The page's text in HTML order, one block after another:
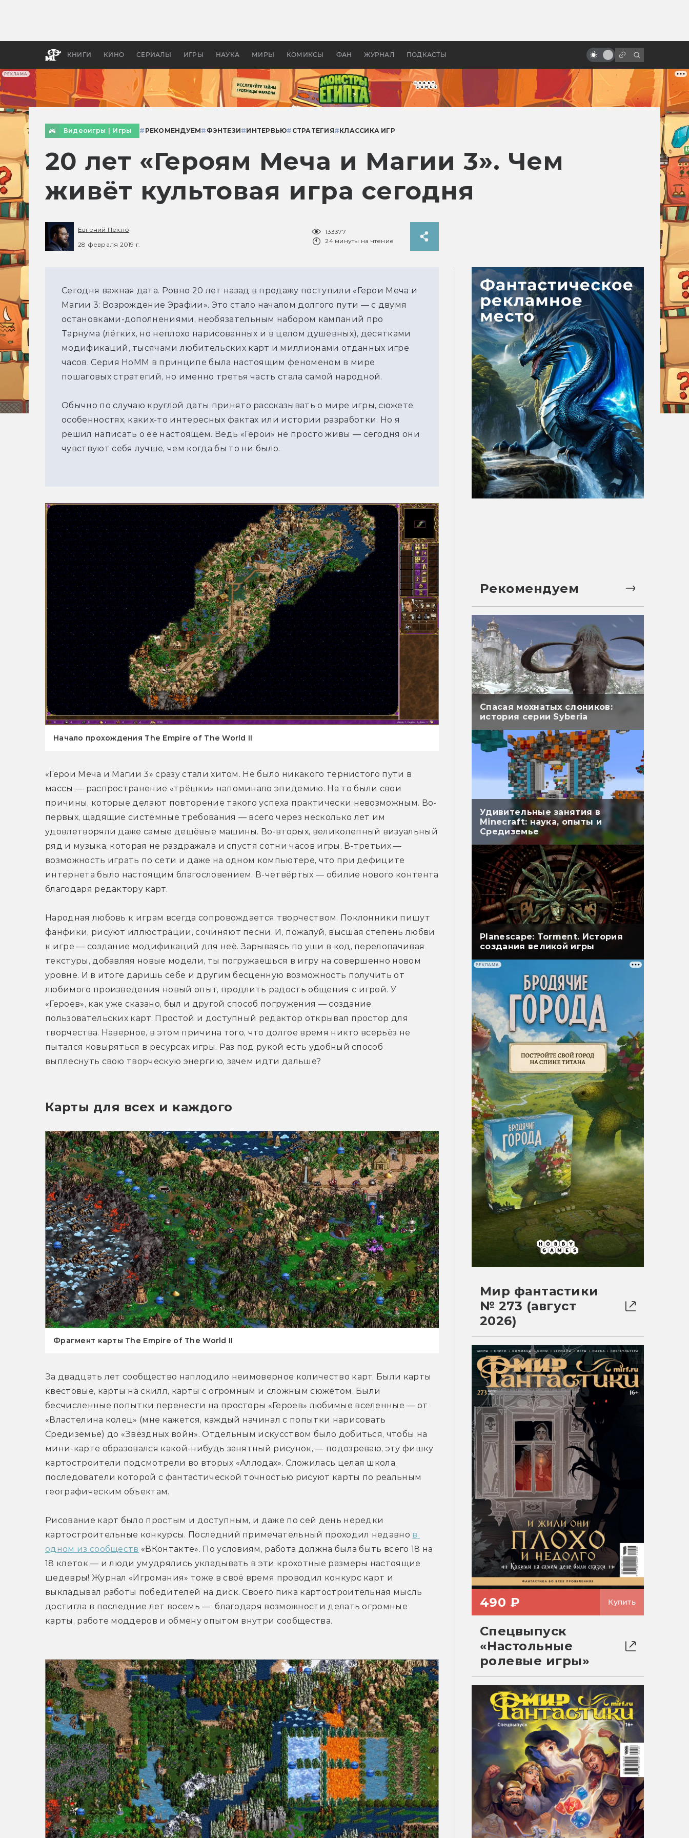
РЕКЛАМА
КНИГИ КИНО СЕРИАЛЫ ИГРЫ НАУКА МИРЫ КОМИКСЫ ФАН ЖУРНАЛ ПОДКАСТЫ
апокалипсис, в России —
бы «Властелина колец»
лучше?
Видеоигры Игры # РЕКОМЕНДУЕМ# ФЭНТЕЗИ#ИНТЕРВЬЮ# СТРАТЕГИЯ#КЛАССИКА ИГР
20 лет «Героям Меча и Магии 3». Чем
живёт культовая игра сегодня
Евгений Пекло
28 февраля 2019 г.
133377
24 минуты на чтение
Сегодня важная дата. Ровно 20 лет назад в продажу поступили «Герои Меча и
Магии 3: Возрождение Эрафии». Это стало началом долгого пути — с двумя
остановками-дополнениями, необязательным набором кампаний про
Тарнума (лёгких, но неплохо нарисованных и в целом душевных), десятками
модификаций, тысячами любительских карт и миллионами отданных игре
часов. Серия HoMM в принципе была настоящим феноменом в мире
пошаговых стратегий, но именно третья часть стала самой народной.
Обычно по случаю круглой даты принято рассказывать о мире игры, сюжете,
особенностях, каких-то интересных фактах или истории разработки. Но я
решил написать о её настоящем. Ведь «Герои» не просто живы — сегодня они
чувствуют себя лучше, чем когда бы то ни было.
Начало прохождения The Empire of The World II
«Герои Меча и Магии 3» сразу стали хитом. Не было никакого тернистого пути в
массы — распространение «трёшки» напоминало эпидемию. На то были свои
причины, которые делают повторение такого успеха практически невозможным. Во-
первых, щадящие системные требования — всего через несколько лет им
удовлетворяли даже самые дешёвые машины. Во-вторых, великолепный визуальный
ряд и музыка, которая не раздражала и спустя сотни часов игры. В-третьих —
возможность играть по сети и даже на одном компьютере, что при дефиците
интернета было настоящим благословением. В-четвёртых — обилие нового контента
благодаря редактору карт.
Народная любовь к играм всегда сопровождается творчеством. Поклонники пишут
фанфики, рисуют иллюстрации, сочиняют песни. И, пожалуй, высшая степень любви
к игре — создание модификаций для неё. Зарываясь по уши в код, перелопачивая
текстуры, добавляя новые модели, ты погружаешься в игру на совершенно новом
уровне. И в итоге даришь себе и другим бесценную возможность получить от
любимого произведения новый опыт, продлить радость общения с игрой. У
«Героев», как уже сказано, был и другой способ погружения — создание
пользовательских карт. Простой и доступный редактор открывал простор для
творчества. Наверное, в этом причина того, что долгое время никто всерьёз не
пытался ковыряться в ресурсах игры. Раз под рукой есть удобный способ
выплеснуть свою творческую энергию, зачем идти дальше?
Карты для всех и каждого
Фрагмент карты The Empire of The World II
За двадцать лет сообщество наплодило неимоверное количество карт. Были карты
квестовые, карты на скилл, карты с огромным и сложным сюжетом. Были
бесчисленные попытки перенести на просторы «Героев» любимые вселенные — от
«Властелина колец» (мне кажется, каждый начинал с попытки нарисовать
Средиземье) до «Звёздных войн». Отдельным искусством было добиться, чтобы на
мини-карте образовался какой-нибудь занятный рисунок, — подозреваю, эту фишку
картостроители подсмотрели во вторых «Аллодах». Сложилась целая школа,
последователи которой с фантастической точностью рисуют карты по реальным
географическим объектам.
Рисование карт было простым и доступным, и даже по сей день нередки
картостроительные конкурсы. Последний примечательный проходил недавно в
одном из сообществ «ВКонтакте». По условиям, работа должна была быть всего 18 на
18 клеток — и люди умудрялись укладывать в эти крохотные размеры настоящие
шедевры! Журнал «Игромания» тоже в своё время проводил конкурс карт и
выкладывал работы победителей на диск. Своего пика картостроительная мысль
достигла в последние лет восемь —  благодаря возможности делать огромные
карты, работе моддеров и обмену опытом внутри сообщества.
Рекомендуем
Спасая мохнатых слоников:
история серии Syberia
Удивительные занятия в
Minecraft: наука, опыты и
Средиземье
Planescape: Torment. История
создания великой игры
РЕКЛАМА
Мир фантастики
№ 273 (август
2026)
490 ₽ Купить
Спецвыпуск
«Настольные
ролевые игры»